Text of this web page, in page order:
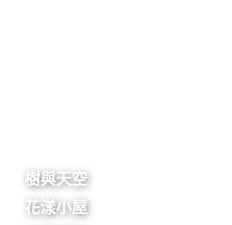
樹與天空
花漾小屋